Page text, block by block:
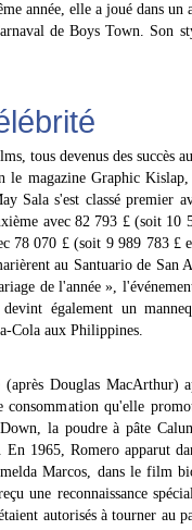
année, elle a joué dans
de Boys Town. Son
tous devenus des succès
le magazine Graphic
Sala s'est classé premier
avec 82 793 £ (soit 10
78 070 £ (soit 9 989 783 £
au Santuario de San
de l'année »,
également un
Cola aux Philippines.
Douglas MacArthur)
consommation qu'elle
la poudre à pâte
En 1965, Romero apparut
Marcos, dans le film
une reconnaissance
autorisés à tourner au